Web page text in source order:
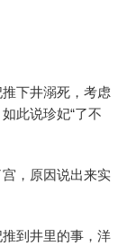
下井溺死，考虑
此说珍妃“了不
，原因说出来实
到井里的事，洋